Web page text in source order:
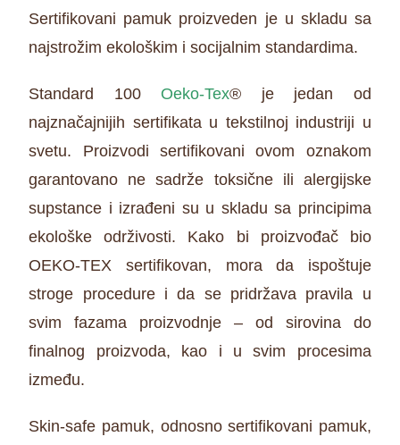
Sertifikovani pamuk proizveden je u skladu sa
najstrožim ekološkim i socijalnim standardima.
Standard 100 Oeko-Tex® je jedan od
najznačajnijih sertifikata u tekstilnoj industriji u
svetu. Proizvodi sertifikovani ovom oznakom
garantovano ne sadrže toksične ili alergijske
supstance i izrađeni su u skladu sa principima
ekološke održivosti. Kako bi proizvođač bio
OEKO-TEX sertifikovan, mora da ispoštuje
stroge procedure i da se pridržava pravila u
svim fazama proizvodnje – od sirovina do
finalnog proizvoda, kao i u svim procesima
između.
Skin-safe pamuk, odnosno sertifikovani pamuk,